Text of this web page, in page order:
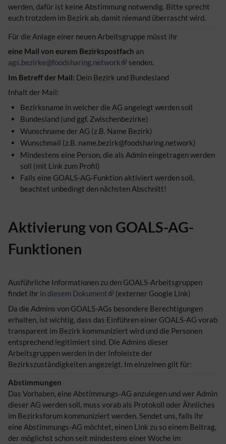
werden, dafür ist keine Abstimmung notwendig. Bitte sprecht
euch trotzdem im Bezirk ab, damit niemand überrascht wird.
Für die Anlage einer neuen Arbeitsgruppe müsst ihr
eine Mail von eurem Bezirkspostfach an
ags.bezirke@foodsharing.network
senden.
Im Betreff der Mail: Dein Bezirk und Bundesland
Inhalt der Mail:
Bezirksname in welcher die AG angelegt werden soll
Bundesland (und ggf. Zwischenbezirke)
Wunschname der AG (z.B. Name Bezirk)
Wunschmail (z.B. name.bezirk@foodsharing.network)
Mindestens eine Person, die als Admin eingetragen werden
soll (mit Link zum Profil)
Falls eine GOALS-AG-Funktion aktiviert werden soll,
beachtet unbedingt den nächsten Abschnitt!
Aktivierung von GOALS-AG-
Funktionen
Ausführliche Informationen zu den GOALS-Arbeitsgruppen
findet ihr in diesem Dokument
(externer Google Link)
Da die Admins von GOALS-AGs besondere Berechtigungen
erhalten, ist wichtig, dass das Einführen einer GOALS-AG vorab
transparent im Bezirk kommuniziert wird und die Personen
entsprechend legitimiert sind. Die Admins dieser
Arbeitsgruppenwerden in der Infoleiste der
Bezirkszuständigkeiten angezeigt. Im einzelnen gilt für:
Abstimmungen
Das Vorhaben, eine Abstimmungs-AG anzulegen und wer Admin
dieser AG werden soll, muss vorab als Protokoll oder Ähnliches
im Bezirksforum kommuniziert werden. Sendet uns, falls ihr
eine Abstimmungs-AG möchtet, einen Link zu so einem Beitrag,
der möglichst schon seit mindestens einer Woche im